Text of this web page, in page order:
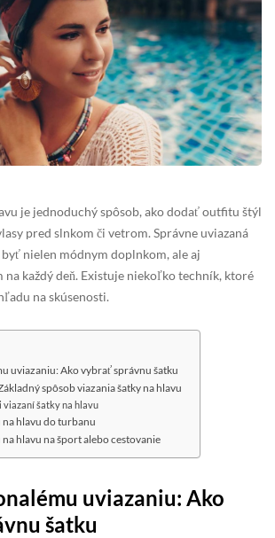
je jednoduchý spôsob, ako dodať outfitu štýl
pred slnkom či vetrom. Správne uviazaná
byť nielen módnym doplnkom, ale aj
každý deň. Existuje niekoľko techník, ktoré
na skúsenosti.
uviazaniu: Ako vybrať správnu šatku
spôsob viazania šatky na hlavu
viazaní šatky na hlavu
hlavu do turbanu
hlavu na šport alebo cestovanie
uviazaniu: Ako
šatku